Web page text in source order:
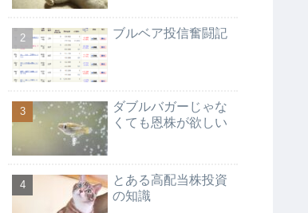
ブルベア投信奮闘記
ダブルバガーじゃな
くても恩株が欲しい
とある高配当株投資
の知識